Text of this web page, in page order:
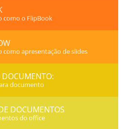
como o FlipBook
como apresentação de slides
documento
DOCUMENTOS
do office